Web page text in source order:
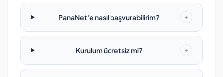
PanaNet'e nasıl başvurabilirim? +
Kurulum ücretsiz mi? +